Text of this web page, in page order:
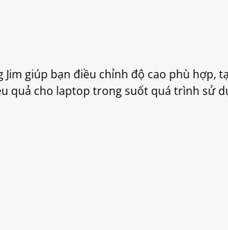
giúp bạn điều chỉnh độ cao phù hợp,
quả cho laptop trong suốt quá trình sử